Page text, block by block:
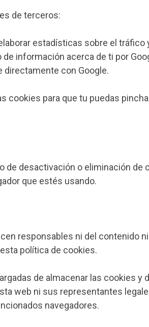
de terceros:
estadísticas sobre el
información acerca de ti por
con Google.
cookies para que tu puedas
de desactivación o eliminación
que estés usando.
responsables ni del contenido
política de cookies.
de almacenar las cookies
web ni sus representantes
navegadores.